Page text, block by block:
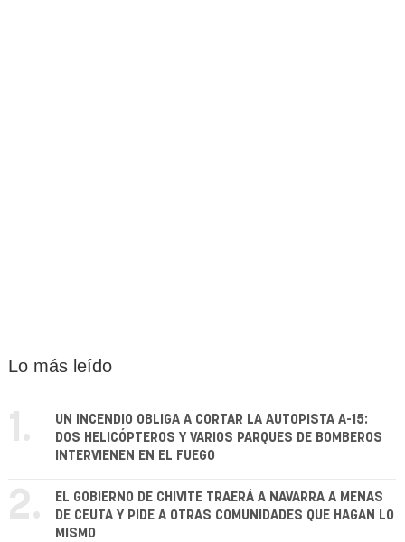
Lo más leído
1.
UN INCENDIO OBLIGA A CORTAR LA AUTOPISTA A-15:
DOS HELICÓPTEROS Y VARIOS PARQUES DE BOMBEROS
INTERVIENEN EN EL FUEGO
2.
EL GOBIERNO DE CHIVITE TRAERÁ A NAVARRA A MENAS
DE CEUTA Y PIDE A OTRAS COMUNIDADES QUE HAGAN LO
MISMO